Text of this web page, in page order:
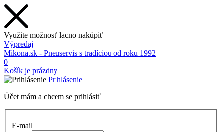
Využite možnosť lacno nakúpiť
Výpredaj
Mikona.sk - Pneuservis s tradíciou od roku 1992
0
Košík je prázdny
Prihlásenie
Účet mám a chcem se prihlásiť
E-mail